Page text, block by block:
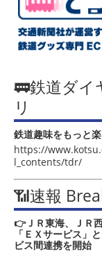
🚃鉄道ダイ
リ
鉄道趣味をもっと楽
https://
l_contents/tdr/
📶速報
👉ＪＲ東海、ＪＲ
「ＥＸサービス」
ビス間連携を開始